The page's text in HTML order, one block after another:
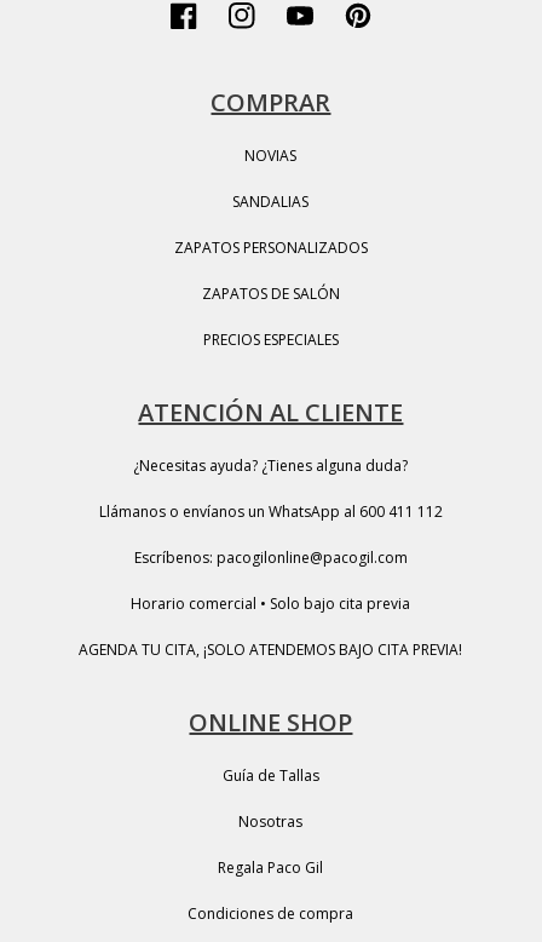
FacebookInstagramYouTubePinterest
COMPRAR
NOVIAS
SANDALIAS
ZAPATOS PERSONALIZADOS
ZAPATOS DE SALÓN
PRECIOS ESPECIALES
ATENCIÓN AL CLIENTE
¿Necesitas ayuda? ¿Tienes alguna duda?
Llámanos o envíanos un WhatsApp al 600 411 112
Escríbenos: pacogilonline@pacogil.com
Horario comercial • Solo bajo cita previa
AGENDA TU CITA, ¡SOLO ATENDEMOS BAJO CITA PREVIA!
ONLINE SHOP
Guía de Tallas
Nosotras
Regala Paco Gil
Condiciones de compra